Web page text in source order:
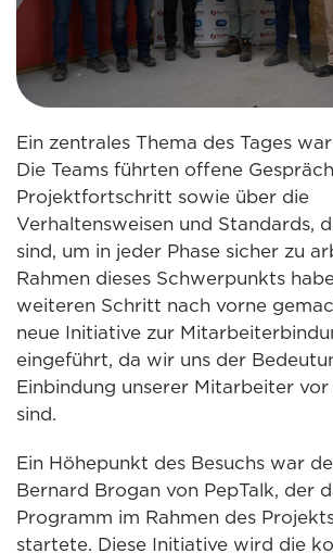
Ein zentrales Thema des Tages
Die Teams führten offene
Projektfortschritt sowie über die
Verhaltensweisen und Standards,
sind, um in jeder Phase sicher zu
Rahmen dieses Schwerpunkts
weiteren Schritt nach vorne
neue Initiative zur
eingeführt, da wir uns der
Einbindung unserer Mitarbeiter
sind.
Ein Höhepunkt des Besuchs war
Bernard Brogan von PepTalk, der
Programm im Rahmen des
startete. Diese Initiative wird die